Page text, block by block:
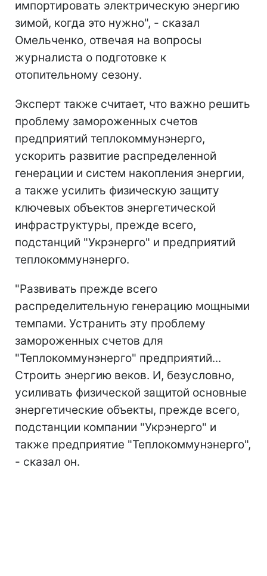
импортировать электрическую энергию
зимой, когда это нужно", - сказал
Омельченко, отвечая на вопросы
журналиста о подготовке к
отопительному сезону.
Эксперт также считает, что важно решить
проблему замороженных счетов
предприятий теплокоммунэнерго,
ускорить развитие распределенной
генерации и систем накопления энергии,
а также усилить физическую защиту
ключевых объектов энергетической
инфраструктуры, прежде всего,
подстанций "Укрэнерго" и предприятий
теплокоммунэнерго.
"Развивать прежде всего
распределительную генерацию мощными
темпами. Устранить эту проблему
замороженных счетов для
"Теплокоммунэнерго" предприятий...
Строить энергию веков. И, безусловно,
усиливать физической защитой основные
энергетические объекты, прежде всего,
подстанции компании "Укрэнерго" и
также предприятие "Теплокоммунэнерго",
- сказал он.